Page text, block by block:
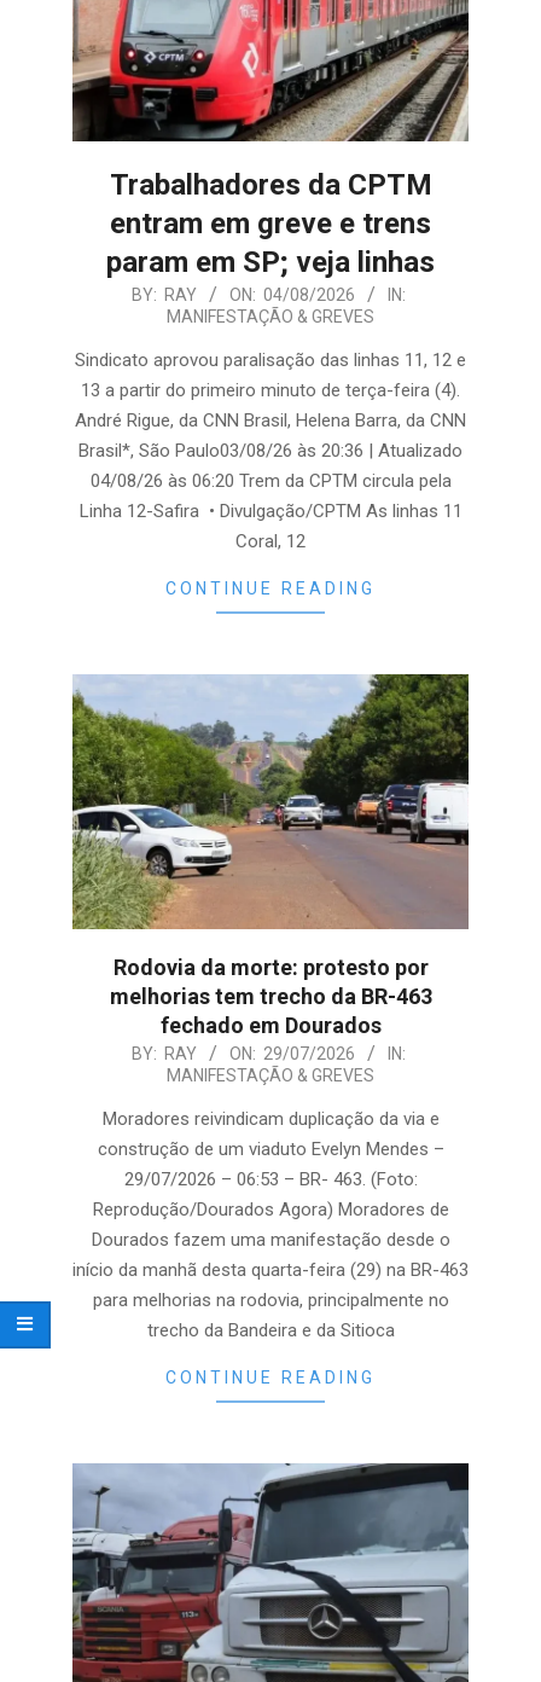
Trabalhadores da CPTM
entram em greve e trens
param em SP; veja linhas
04
BY: RAY ON: 04/08/2026
IN:
MANIFESTAÇÃO & GREVES
Sindicato aprovou paralisação das linhas 11, 12 e
13 a partir do primeiro minuto de terça-feira (4).
André Rigue, da CNN Brasil, Helena Barra, da CNN
Brasil*, São Paulo03/08/26 às 20:36 | Atualizado
04/08/26 às 06:20 Trem da CPTM circula pela
Linha 12-Safira • Divulgação/CPTM As linhas 11
Coral, 12
CONTINUE READING
Rodovia da morte: protesto por
melhorias tem trecho da BR-463
fechado em Dourados
BY: RAY ON: 29/07/2026
IN:
MANIFESTAÇÃO & GREVES
Moradores reivindicam duplicação da via e
construção de um viaduto Evelyn Mendes –
29/07/2026 – 06:53 – BR- 463. (Foto:
Reprodução/Dourados Agora) Moradores de
Dourados fazem uma manifestação desde o
início da manhã desta quarta-feira (29) na BR-463
para melhorias na rodovia, principalmente no
trecho da Bandeira e da Sitioca
CONTINUE READING